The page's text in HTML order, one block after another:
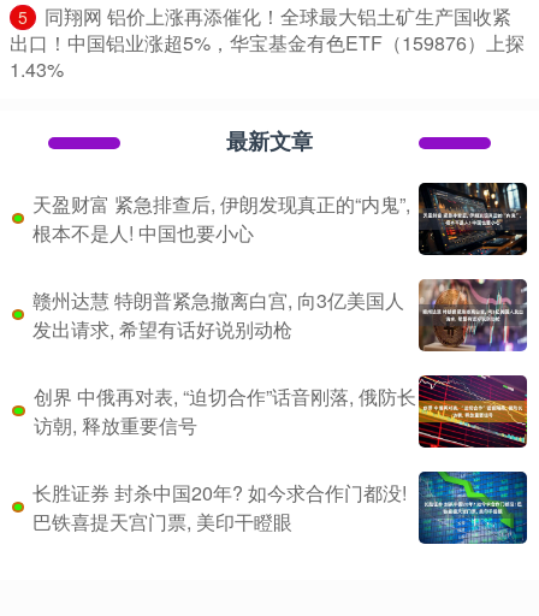
5
​同翔网 铝价上涨再添催化！全球最大铝土矿生产国收紧
出口！中国铝业涨超5%，华宝基金有色ETF（159876）上探
1.43%
最新文章
天盈财富 紧急排查后, 伊朗发现真正的“内鬼”,
根本不是人! 中国也要小心
赣州达慧 特朗普紧急撤离白宫, 向3亿美国人
发出请求, 希望有话好说别动枪
创界 中俄再对表, “迫切合作”话音刚落, 俄防长
访朝, 释放重要信号
长胜证券 封杀中国20年? 如今求合作门都没!
巴铁喜提天宫门票, 美印干瞪眼